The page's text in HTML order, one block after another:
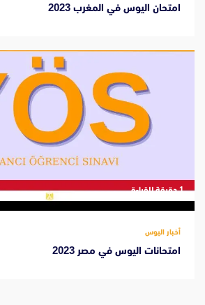
امتحان اليوس في المغرب 2023
‫1 دقيقة للقراءة
أخبار اليوس
امتحانات اليوس في مصر 2023